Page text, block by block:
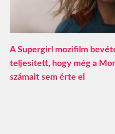
A Supergirl mozifilm
teljesített, hogy még a
számait sem érte el